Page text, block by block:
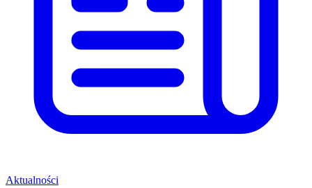
Aktualności